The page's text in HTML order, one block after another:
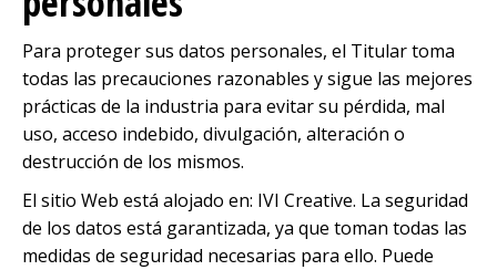
Para proteger sus datos personales, el Titular toma
todas las precauciones razonables y sigue las mejores
prácticas de la industria para evitar su pérdida, mal
uso, acceso indebido, divulgación, alteración o
destrucción de los mismos.
El sitio Web está alojado en: IVI Creative. La seguridad
de los datos está garantizada, ya que toman todas las
medidas de seguridad necesarias para ello. Puede